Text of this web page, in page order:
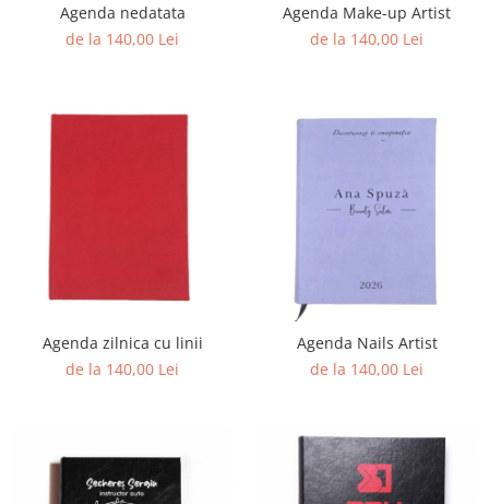
Agenda nedatata
de la 140,00 Lei
Agenda Make-up Artist
de la 140,00 Lei
Agenda zilnica cu linii
de la 140,00 Lei
Agenda Nails Artist
de la 140,00 Lei